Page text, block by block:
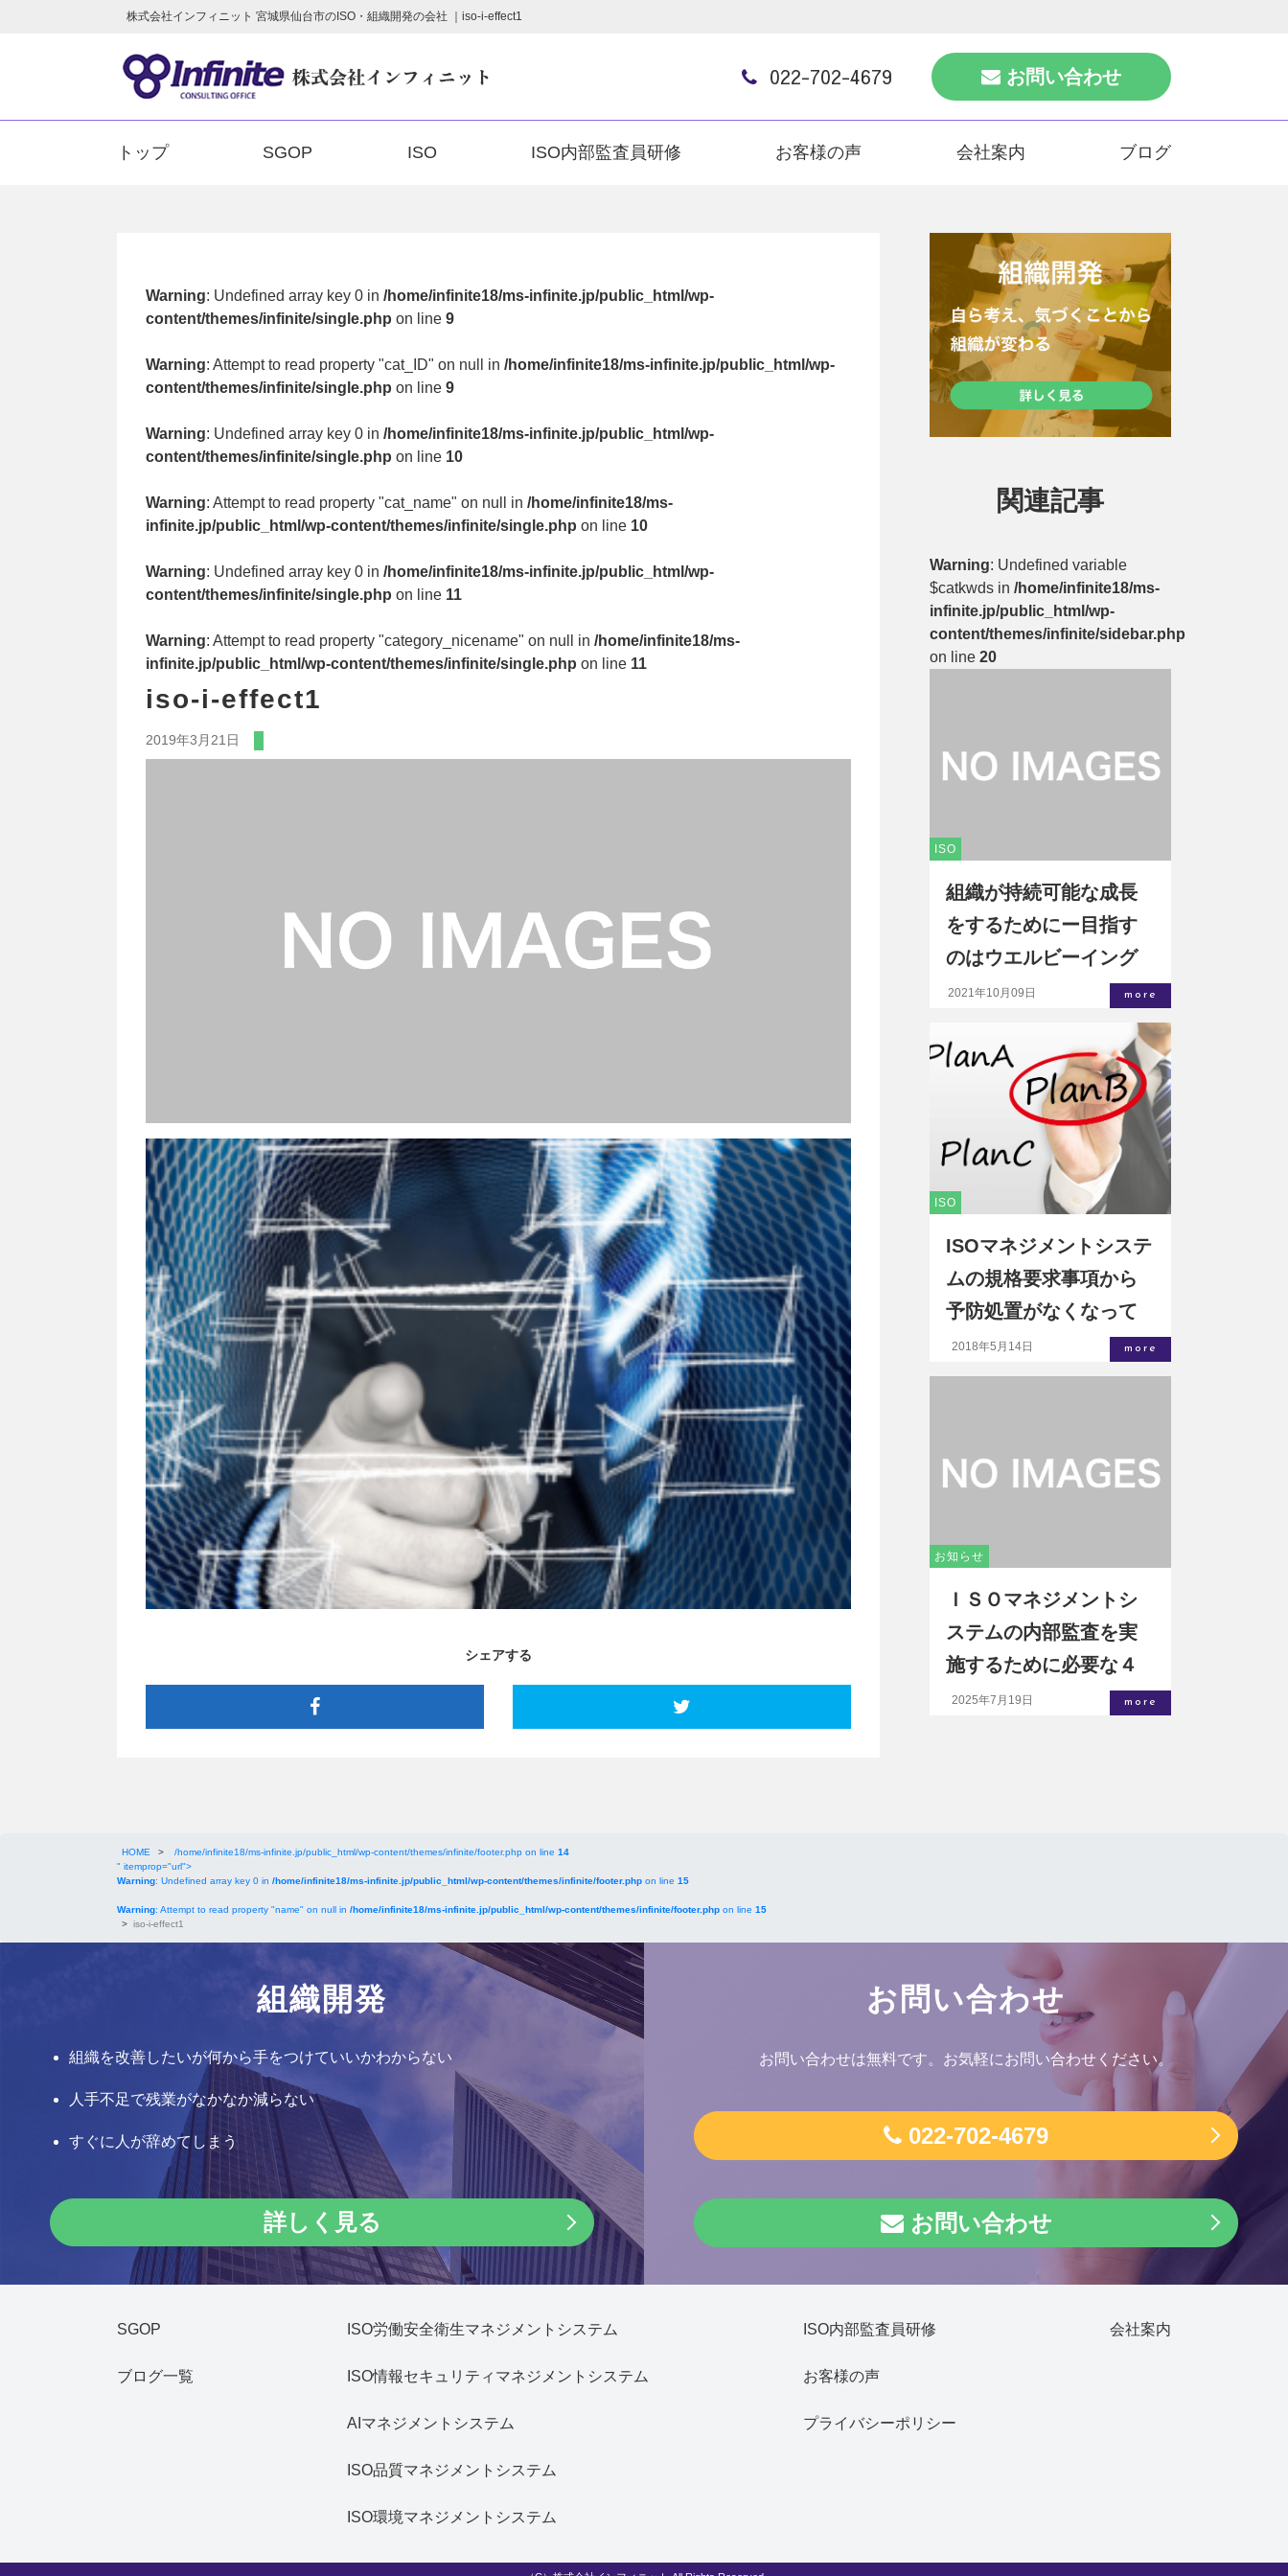
株式会社インフィニット 宮城県仙台市のISO・組織開発の会社 ｜iso-i-effect1
022-702-4679 お問い合わせ
トップ SGOP ISO ISO内部監査員研修 お客様の声 会社案内 ブログ
Warning: Undefined array key 0 in /home/infinite18/ms-infinite.jp/public_html/wp-
content/themes/infinite/single.php on line 9
Warning: Attempt to read property "cat_ID" on null in /home/infinite18/ms-infinite.jp/public_html/wp-
content/themes/infinite/single.php on line 9
Warning: Undefined array key 0 in /home/infinite18/ms-infinite.jp/public_html/wp-
content/themes/infinite/single.php on line 10
Warning: Attempt to read property "cat_name" on null in /home/infinite18/ms-
infinite.jp/public_html/wp-content/themes/infinite/single.php on line 10
Warning: Undefined array key 0 in /home/infinite18/ms-infinite.jp/public_html/wp-
content/themes/infinite/single.php on line 11
Warning: Attempt to read property "category_nicename" on null in /home/infinite18/ms-
infinite.jp/public_html/wp-content/themes/infinite/single.php on line 11
iso-i-effect1
2019年3月21日
シェアする
関連記事
Warning: Undefined variable
$catkwds in /home/infinite18/ms-
infinite.jp/public_html/wp-
content/themes/infinite/sidebar.php
on line 20
ISO
組織が持続可能な成長
をするためにー目指す
のはウエルビーイング
の高い組織になること
2021年10月09日 more
ISO
ISOマネジメントシステ
ムの規格要求事項から
予防処置がなくなって
も組織が続く限り予防
処置は無くならない
2018年5月14日 more
お知らせ
ＩＳＯマネジメントシ
ステムの内部監査を実
施するために必要な４
つの取り組み
2025年7月19日 more
HOME > /home/infinite18/ms-infinite.jp/public_html/wp-content/themes/infinite/footer.php on line 14
" itemprop="url">
Warning: Undefined array key 0 in /home/infinite18/ms-infinite.jp/public_html/wp-content/themes/infinite/footer.php on line 15
Warning: Attempt to read property "name" on null in /home/infinite18/ms-infinite.jp/public_html/wp-content/themes/infinite/footer.php on line 15
> iso-i-effect1
組織開発
組織を改善したいが何から手をつけていいかわからない
人手不足で残業がなかなか減らない
すぐに人が辞めてしまう
詳しく見る
お問い合わせ
お問い合わせは無料です。お気軽にお問い合わせください。
022-702-4679
お問い合わせ
SGOP
ブログ一覧
ISO労働安全衛生マネジメントシステム
ISO情報セキュリティマネジメントシステム
AIマネジメントシステム
ISO品質マネジメントシステム
ISO環境マネジメントシステム
ISO内部監査員研修
お客様の声
プライバシーポリシー
会社案内